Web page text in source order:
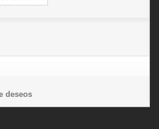
deseos